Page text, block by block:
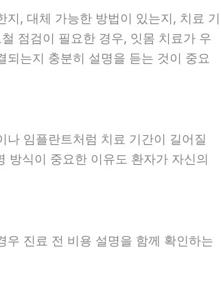
, 대체 가능한 방법이 있는지, 치료 기
점검이 필요한 경우, 잇몸 치료가 우
는지 충분히 설명을 듣는 것이 중요
임플란트처럼 치료 기간이 길어질
방식이 중요한 이유도 환자가 자신의
진료 전 비용 설명을 함께 확인하는